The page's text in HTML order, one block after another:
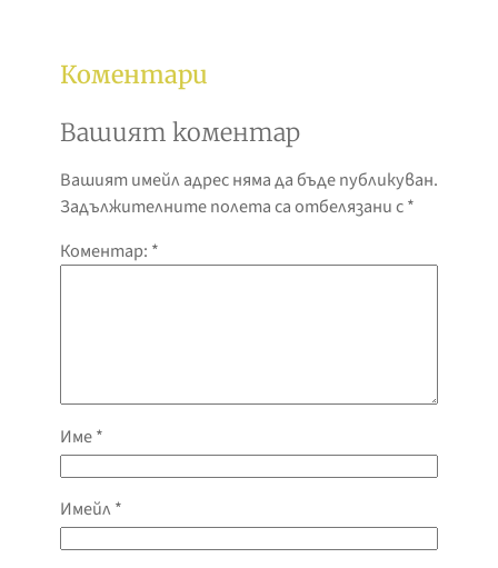
Коментари
Вашият коментар
Вашият имейл адрес няма да бъде публикуван.
Задължителните полета са отбелязани с*
Коментар: *
Име*
Имейл*